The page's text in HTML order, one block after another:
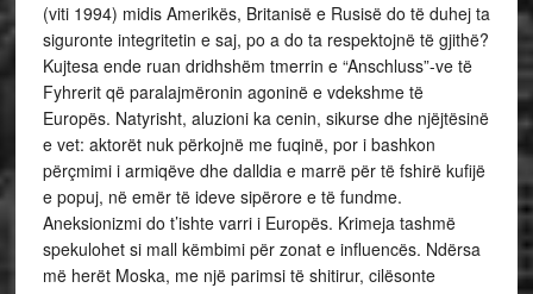
(viti 1994) midis Amerikës, Britanisë e Rusisë do të duhej ta
siguronte integritetin e saj, po a do ta respektojnë të gjithë?
Kujtesa ende ruan dridhshëm tmerrin e “Anschluss”-ve të
Fyhrerit që paralajmëronin agoninë e vdekshme të
Europës. Natyrisht, aluzioni ka cenin, sikurse dhe njëjtësinë
e vet: aktorët nuk përkojnë me fuqinë, por i bashkon
përçmimi i armiqëve dhe dalldia e marrë për të fshirë kufijë
e popuj, në emër të ideve sipërore e të fundme.
Aneksionizmi do t’ishte varri i Europës. Krimeja tashmë
spekulohet si mall këmbimi për zonat e influencës. Ndërsa
më herët Moska, me një parimsi të shitirur, cilësonte